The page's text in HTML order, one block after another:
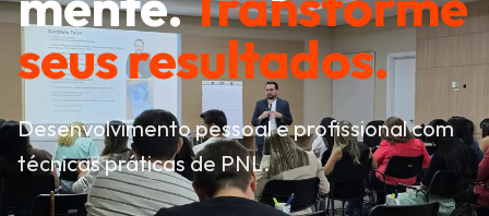
seus resultados.
Desenvolvimento pessoal e profissional com
técnicas práticas de PNL.